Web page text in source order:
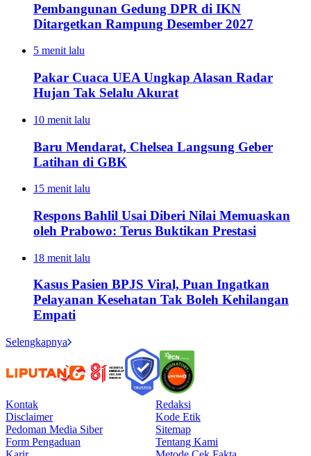
Pembangunan Gedung DPR di IKN
Ditargetkan Rampung Desember 2027
5 menit lalu
Pakar Cuaca UEA Ungkap Alasan Radar
Hujan Tak Selalu Akurat
10 menit lalu
Baru Mendarat, Chelsea Langsung Geber
Latihan di GBK
15 menit lalu
Respons Bahlil Usai Diberi Nilai Memuaskan
oleh Prabowo: Terus Buktikan Prestasi
18 menit lalu
Kasus Pasien BPJS Viral, Puan Ingatkan
Pelayanan Kesehatan Tak Boleh Kehilangan
Empati
Selengkapnya
Kontak
Redaksi
Disclaimer
Kode Etik
Pedoman Media Siber
Sitemap
Form Pengaduan
Tentang Kami